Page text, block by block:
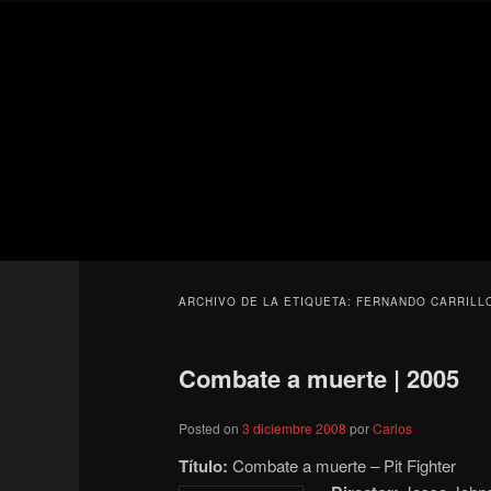
ARCHIVO DE LA ETIQUETA: FERNANDO
Combate a muerte | 2005
Posted on3 diciembre 2008 porCarlos
Título: Combate a muerte – Pit Fighter